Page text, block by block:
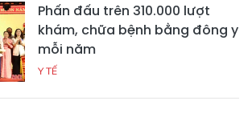
Phấn đấu trên 310.000 lượt
khám, chữa bệnh bằng đông y
mỗi năm
Y TẾ